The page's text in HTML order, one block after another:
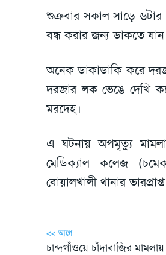
শুক্রবার সকাল সাড়ে
বন্ধ করার জন্য ডাকতে
অনেক ডাকাডাকি করে
দরজার লক ভেঙে দেখি
মরদেহ।
এ ঘটনায় অপমৃত্যু মামলা
মেডিক্যাল কলেজ
বোয়ালখালী থানার
<< আগে
চান্দগাঁওয়ে চাঁদাবাজির মামলায়